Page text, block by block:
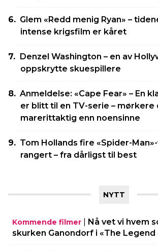
Glem «Redd menig Ryan» –
intense krigsfilm er kåret
Denzel Washington – en av
oppskrytte skuespillere
Anmeldelse: «Cape Fear» – En
er blitt til en TV-serie – mørkere
marerittaktig enn noensinne
Tom Hollands fire «Spider-
rangert – fra dårligst til best
NYTT
Kommende filmer
Nå vet vi hvem
skurken Ganondorf i «The Legend